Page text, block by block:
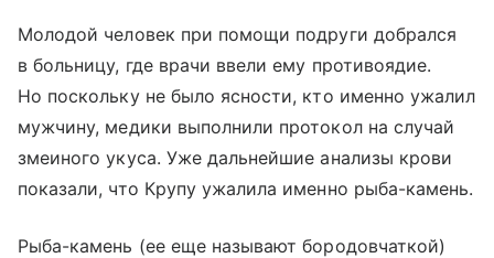
Молодой человек при помощи подруги добрался
в больницу, где врачи ввели ему противоядие.
Но поскольку не было ясности, кто именно ужалил
мужчину, медики выполнили протокол на случай
змеиного укуса. Уже дальнейшие анализы крови
показали, что Крупу ужалила именно рыба-камень.
Рыба-камень (ее еще называют бородовчаткой)